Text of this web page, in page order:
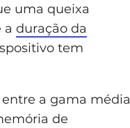
uma queixa
a duração da
tem
a gama média
de